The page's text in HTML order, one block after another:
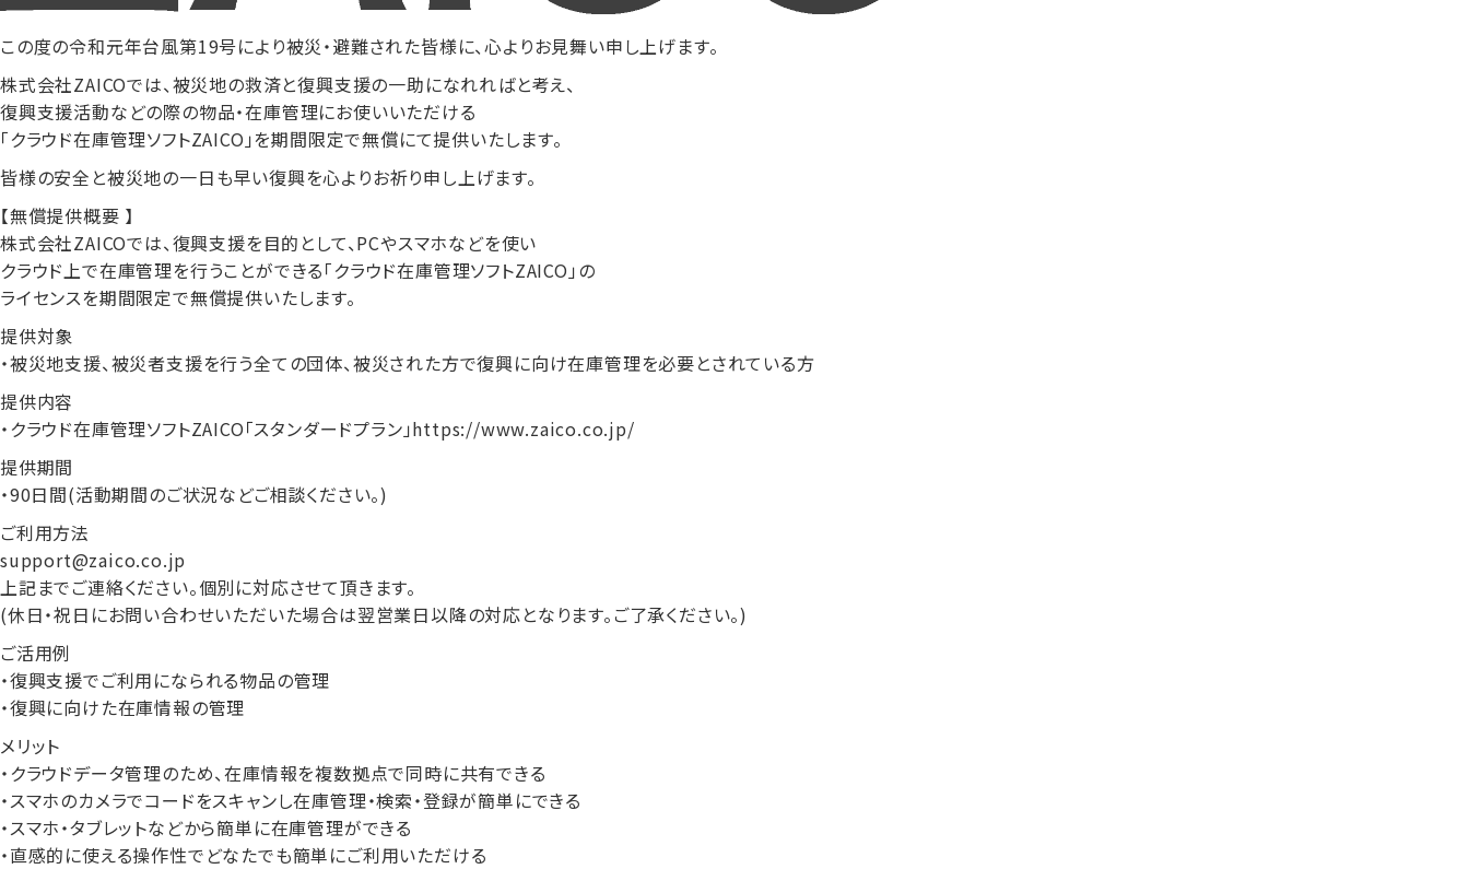
この度の令和元年台風第19号により被災・避難された皆様に、心よりお見舞い申し上げます。
株式会社ZAICOでは、被災地の救済と復興支援の一助になれればと考え、
復興支援活動などの際の物品・在庫管理にお使いいただける
「クラウド在庫管理ソフトZAICO」を期間限定で無償にて提供いたします。
皆様の安全と被災地の一日も早い復興を心よりお祈り申し上げます。
【無償提供概要 】
株式会社ZAICOでは、復興支援を目的として、PCやスマホなどを使い
クラウド上で在庫管理を行うことができる「クラウド在庫管理ソフトZAICO」の
ライセンスを期間限定で無償提供いたします。
提供対象
・被災地支援、被災者支援を行う全ての団体、被災された方で復興に向け在庫管理を必要とされている方
提供内容
・クラウド在庫管理ソフトZAICO「スタンダードプラン」https://www.zaico.co.jp/
提供期間
・90日間(活動期間のご状況などご相談ください。)
ご利用方法
support@zaico.co.jp
上記までご連絡ください。個別に対応させて頂きます。
(休日・祝日にお問い合わせいただいた場合は翌営業日以降の対応となります。ご了承ください。)
ご活用例
・復興支援でご利用になられる物品の管理
・復興に向けた在庫情報の管理
メリット
・クラウドデータ管理のため、在庫情報を複数拠点で同時に共有できる
・スマホのカメラでコードをスキャンし在庫管理・検索・登録が簡単にできる
・スマホ・タブレットなどから簡単に在庫管理ができる
・直感的に使える操作性でどなたでも簡単にご利用いただける